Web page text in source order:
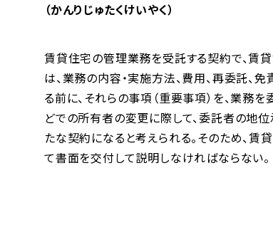
（かんりじゅたくけいやく）
賃貸住宅の管理業務を受託する契約で、賃
は、業務の内容・実施方法、費用、再委託
る前に、それらの事項（重要事項）を、業
どでの所有者の変更に際して、委託者の地
たな契約になると考えられる。そのため、
て書面を交付して説明しなければならない